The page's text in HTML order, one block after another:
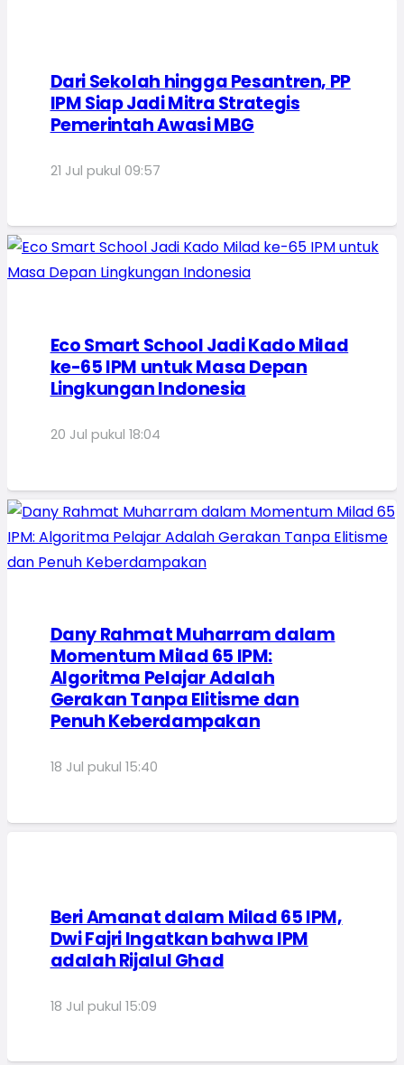
Dari Sekolah hingga Pesantren, PP
IPM Siap Jadi Mitra Strategis
Pemerintah Awasi MBG
21 Jul pukul 09:57
Eco Smart School Jadi Kado Milad
ke-65 IPM untuk Masa Depan
Lingkungan Indonesia
20 Jul pukul 18:04
Dany Rahmat Muharram dalam
Momentum Milad 65 IPM:
Algoritma Pelajar Adalah
Gerakan Tanpa Elitisme dan
Penuh Keberdampakan
18 Jul pukul 15:40
Beri Amanat dalam Milad 65 IPM,
Dwi Fajri Ingatkan bahwa IPM
adalah Rijalul Ghad
18 Jul pukul 15:09